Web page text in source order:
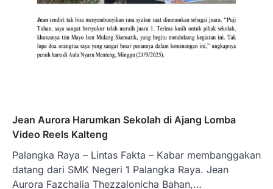
Jean Aurora Harumkan Sekolah di Ajang Lomba
Video Reels Kalteng
Palangka Raya – Lintas Fakta – Kabar membanggakan
datang dari SMK Negeri 1 Palangka Raya. Jean
Aurora Fazchalia Thezzalonicha Bahan,…